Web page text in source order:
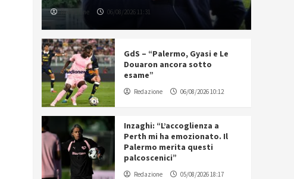
Redazione 06/08/2026 11:31
GdS – “Palermo, Gyasi e Le
Douaron ancora sotto
esame”
Redazione 06/08/2026 10:12
Inzaghi: “L’accoglienza a
Perth mi ha emozionato. Il
Palermo merita questi
palcoscenici”
Redazione 05/08/2026 18:17